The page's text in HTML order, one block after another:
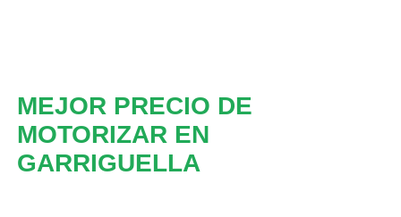
MEJOR PRECIO DE
MOTORIZAR EN
GARRIGUELLA